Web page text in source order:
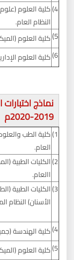
4) كلية العلوم
النظام العام.
5) كلية العلوم
6) كلية العلوم
نماذج
2019-2020م
1) كلية الطب
العام.
2) الكليات الطبية
االعام.
3) الكليات الطبية
الأسنان)
4) كلية الهندسة
5) كلية العلوم